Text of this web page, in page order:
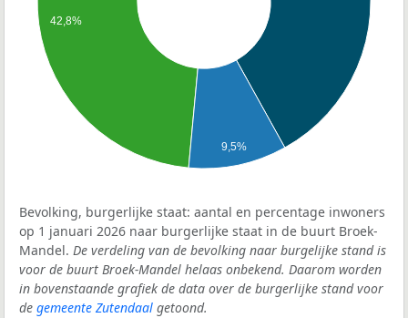
42,8%
9,5%
Bevolking, burgerlijke staat: aantal en percentage inwoners
op 1 januari 2026 naar burgerlijke staat in de buurt Broek-
Mandel. De verdeling van de bevolking naar burgelijke stand is
voor de buurt Broek-Mandel helaas onbekend. Daarom worden
in bovenstaande grafiek de data over de burgerlijke stand voor
de gemeente Zutendaal getoond.